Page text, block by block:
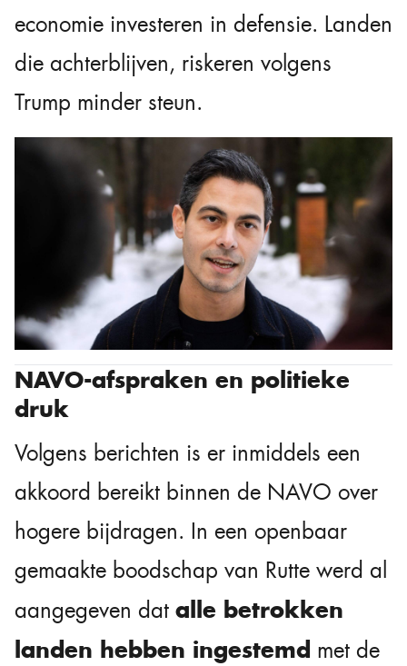
economie investeren in defensie. Landen
die achterblijven, riskeren volgens
Trump minder steun.
NAVO-afspraken en politieke
druk
Volgens berichten is er inmiddels een
akkoord bereikt binnen de NAVO over
hogere bijdragen. In een openbaar
gemaakte boodschap van Rutte werd al
aangegeven dat alle betrokken
landen hebben ingestemd met de